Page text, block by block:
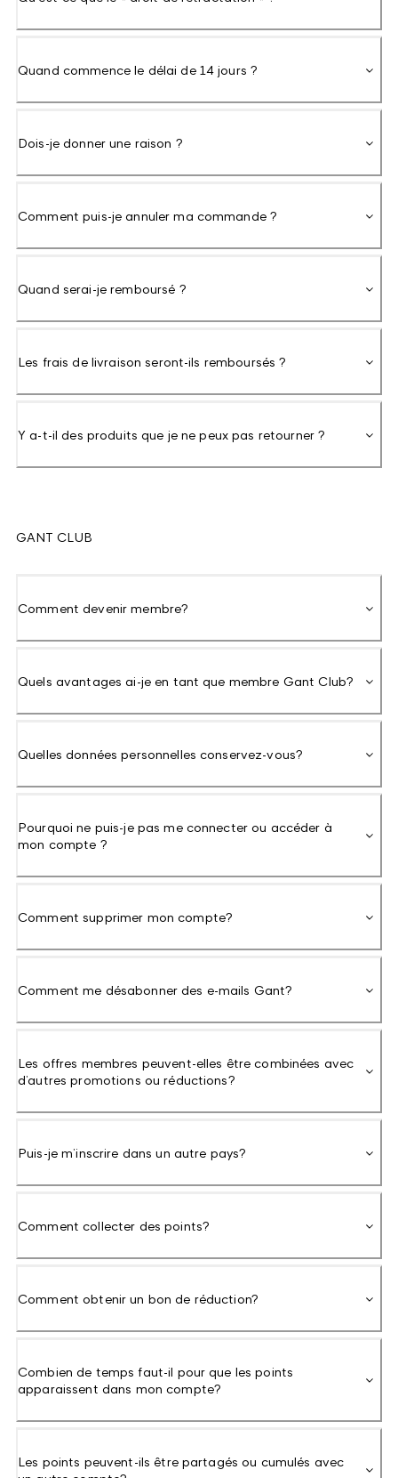
Quand commence le délai de 14 jours ?
Dois-je donner une raison ?
Comment puis-je annuler ma commande ?
Quand serai-je remboursé ?
Les frais de livraison seront-ils remboursés ?
Y a-t-il des produits que je ne peux pas retourner ?
GANT CLUB
Comment devenir membre?
Quels avantages ai-je en tant que membre Gant Club?
Quelles données personnelles conservez-vous?
Pourquoi ne puis-je pas me connecter ou accéder à
mon compte ?
Comment supprimer mon compte?
Comment me désabonner des e-mails Gant?
Les offres membres peuvent-elles être combinées avec
d’autres promotions ou réductions?
Puis-je m’inscrire dans un autre pays?
Comment collecter des points?
Comment obtenir un bon de réduction?
Combien de temps faut-il pour que les points
apparaissent dans mon compte?
Les points peuvent-ils être partagés ou cumulés avec